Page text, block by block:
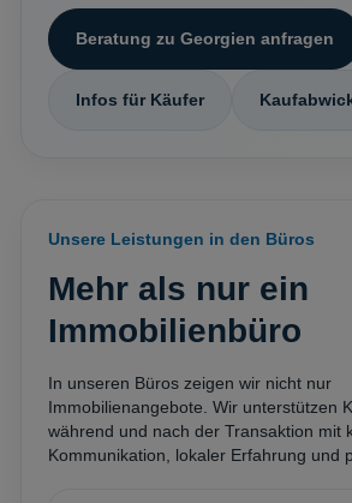
Beratung zu Georgien anfragen
Infos für Käufer
Unsere Leistungen in den Büros
Mehr als nur ein
Immobilienbüro
In unseren Büros zeigen wir nicht nur
Immobilienangebote. Wir unterstützen
während und nach der Transaktion mit
Kommunikation, lokaler Erfahrung und